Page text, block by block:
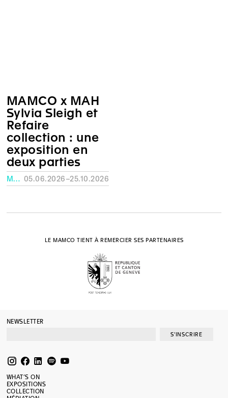
MAMCO x MAH
Sylvia Sleigh et
Refaire
collection : une
exposition en
deux parties
MUSÉE RATH, GENÈVE 05.06.2026–25.10.2026
LE MAMCO TIENT À REMERCIER SES PARTENAIRES
NEWSLETTER
S'INSCRIRE
WHAT’S ON
EXPOSITIONS
COLLECTION